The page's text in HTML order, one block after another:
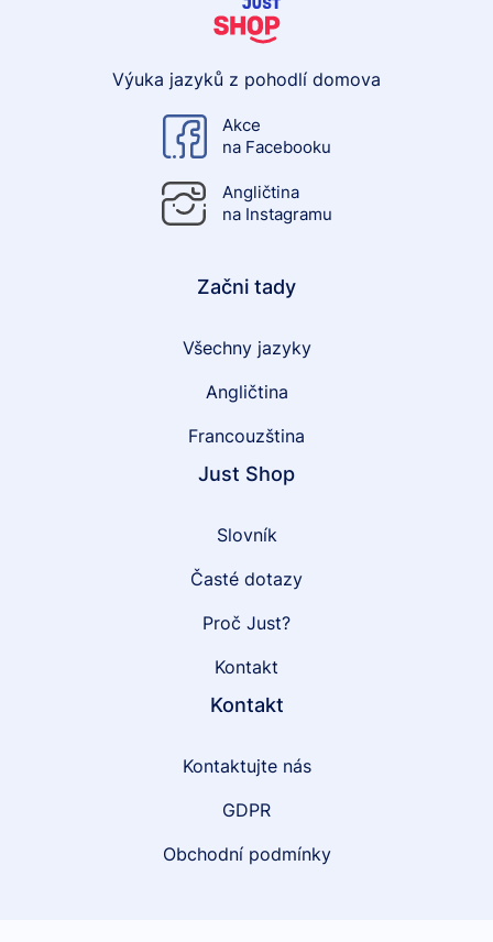
Výuka jazyků z pohodlí domova
Akce
na Facebooku
Angličtina
na Instagramu
Začni tady
Všechny jazyky
Angličtina
Francouzština
Just Shop
Slovník
Časté dotazy
Proč Just?
Kontakt
Kontakt
Kontaktujte nás
GDPR
Obchodní podmínky